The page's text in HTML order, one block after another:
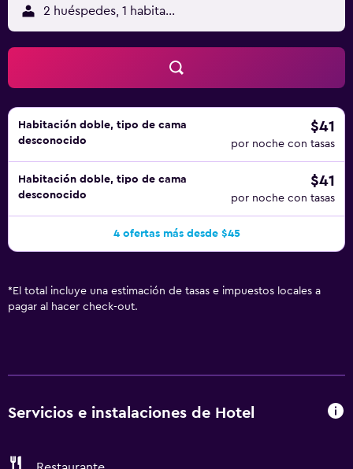
2 huéspedes, 1 habitación
Habitación doble, tipo de cama
desconocido
$41
por noche con tasas
Habitación doble, tipo de cama
desconocido
$41
por noche con tasas
4 ofertas más desde $45
* El total incluye una estimación de tasas e impuestos locales a
pagar al hacer check-out.
Servicios e instalaciones de Hotel